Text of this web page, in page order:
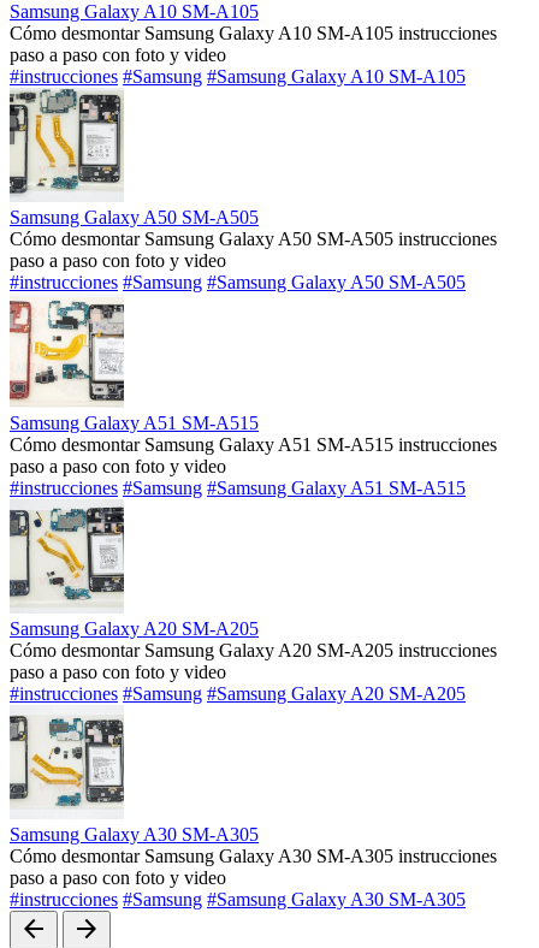
Samsung Galaxy A10 SM-A105
Cómo desmontar Samsung Galaxy A10 SM-A105 instrucciones
paso a paso con foto y video
#instrucciones #Samsung #Samsung Galaxy A10 SM-A105
Samsung Galaxy A50 SM-A505
Cómo desmontar Samsung Galaxy A50 SM-A505 instrucciones
paso a paso con foto y video
#instrucciones #Samsung #Samsung Galaxy A50 SM-A505
Samsung Galaxy A51 SM-A515
Cómo desmontar Samsung Galaxy A51 SM-A515 instrucciones
paso a paso con foto y video
#instrucciones #Samsung #Samsung Galaxy A51 SM-A515
Samsung Galaxy A20 SM-A205
Cómo desmontar Samsung Galaxy A20 SM-A205 instrucciones
paso a paso con foto y video
#instrucciones #Samsung #Samsung Galaxy A20 SM-A205
Samsung Galaxy A30 SM-A305
Cómo desmontar Samsung Galaxy A30 SM-A305 instrucciones
paso a paso con foto y video
#instrucciones #Samsung #Samsung Galaxy A30 SM-A305
arrow_back arrow_forward